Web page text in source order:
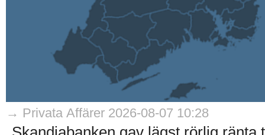
→ Privata Affärer 2026-08-07 10:28